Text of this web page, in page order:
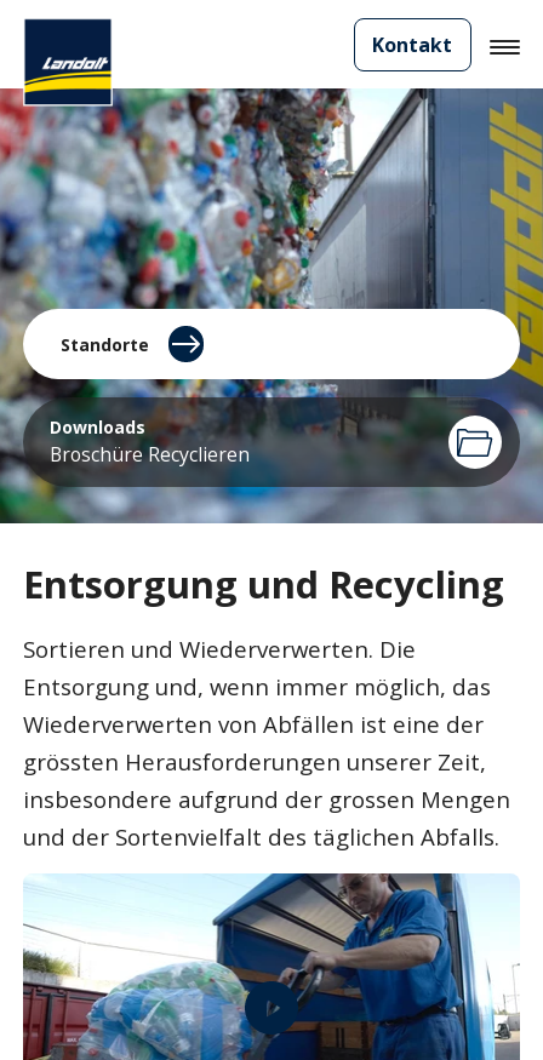
Kontakt
Standorte
Downloads
Broschüre Recyclieren
Entsorgung und Recycling
Sortieren und Wiederverwerten. Die
Entsorgung und, wenn immer möglich, das
Wiederverwerten von Abfällen ist eine der
grössten Herausforderungen unserer Zeit,
insbesondere aufgrund der grossen Mengen
und der Sortenvielfalt des täglichen Abfalls.